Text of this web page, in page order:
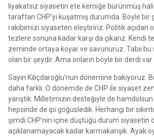
liyakatsiz siyasetin ete kemiğe bürünmüş
taraftan CHP’yi kuşatmış durumda. Böyle bir
rakibimizi siyaseten eleştiririz. Politik açıdan
tezlere sonuna kadar karşı da çıkarız. Kendi
zeminde ortaya koyar ve savunuruz. Tabii bu
olan bir şeydir. Ama onların böyle bir derdi var
Sayın Kılıçdaroğlu’nun dönemine bakıyoruz.
daha farklı. O dönemde de CHP ile siyaset
yarıştık. Milletimizin desteğiyle de hamdolsun
hepsinde de ipi göğüsledik. Herhangi bir
şimdi CHP’nin içine düştüğü durum siyasetin
açıklanamayacak kadar karmakarışık. Ayak